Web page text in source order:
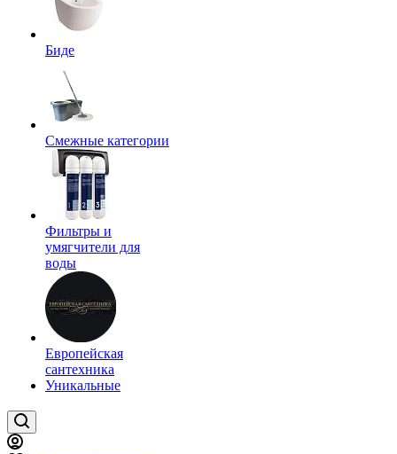
Биде
Смежные категории
Фильтры и
умягчители для
воды
Европейская
сантехника
Уникальные